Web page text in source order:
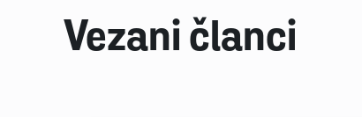
Vezani članci